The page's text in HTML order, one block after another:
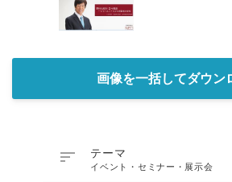
画像を一括してダウン
 テーマ
イベント・セミナー・展示会